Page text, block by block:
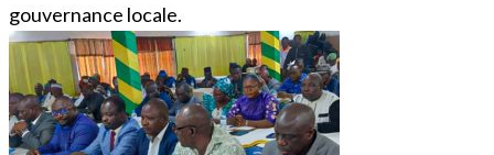
gouvernance locale.